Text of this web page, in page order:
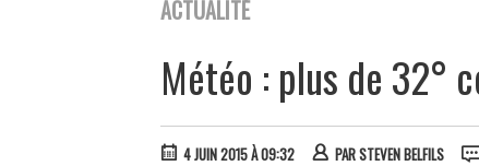
ACTUALITÉ
Météo : plus de 32°
4 JUIN 2015 À 09:32 PARSTEVEN BELFILS